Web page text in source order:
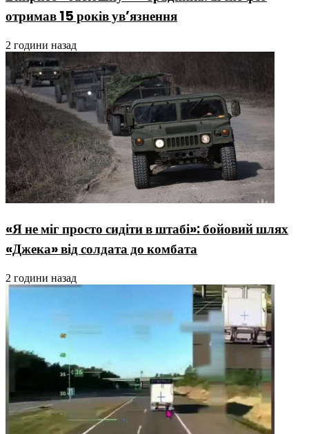
отримав 15 років ув’язнення
2 години назад
«Я не міг просто сидіти в штабі»: бойовий шлях
«Джека» від солдата до комбата
2 години назад